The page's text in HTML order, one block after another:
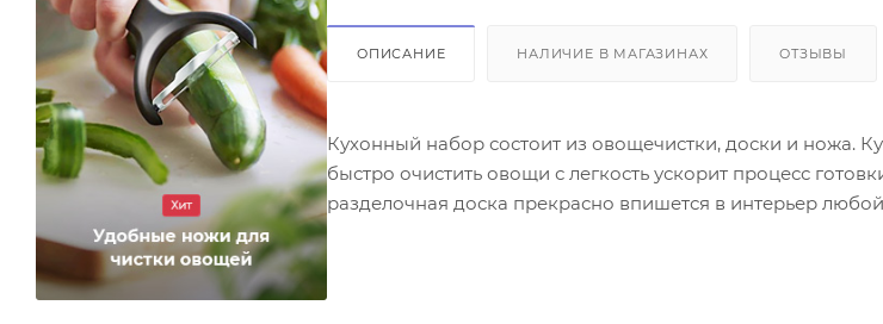
ОПИСАНИЕ НАЛИЧИЕ В МАГАЗИНАХ ОТЗЫВЫ
Кухонный набор состоит из овощечистки, доски и ножа.
быстро очистить овощи с легкость ускорит процесс
разделочная доска прекрасно впишется в интерьер